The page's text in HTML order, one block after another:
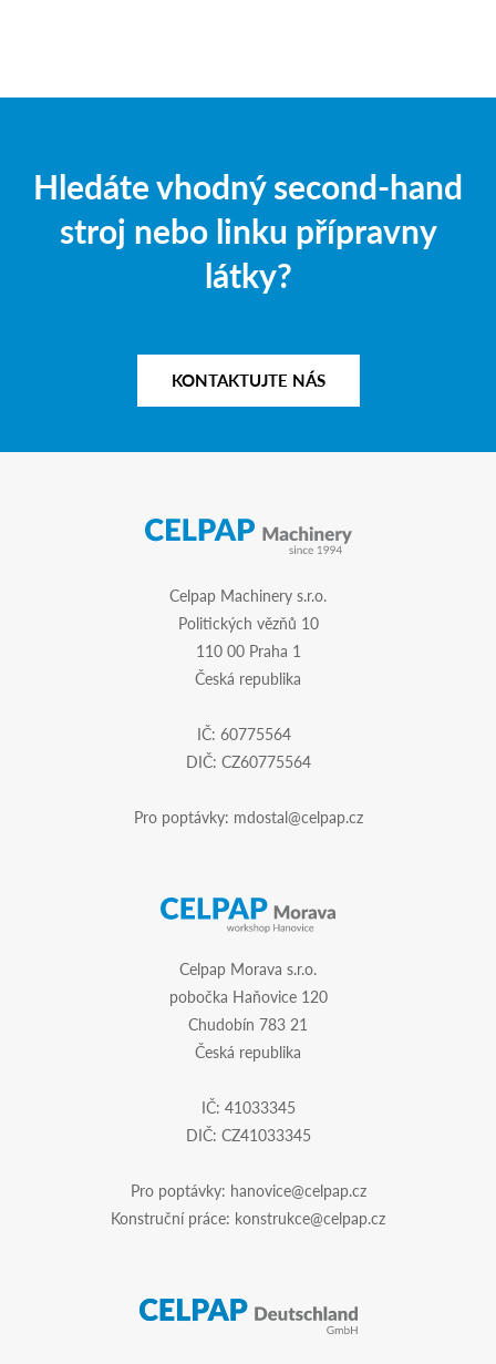
Hledáte vhodný second-hand
stroj nebo linku přípravny
látky?
KONTAKTUJTE NÁS
Celpap Machinery s.r.o.
Politických vězňů 10
110 00 Praha 1
Česká republika
IČ: 60775564
DIČ: CZ60775564
Pro poptávky: mdostal@celpap.cz
Celpap Morava s.r.o.
pobočka Haňovice 120
Chudobín 783 21
Česká republika
IČ: 41033345
DIČ: CZ41033345
Pro poptávky: hanovice@celpap.cz
Konstruční práce: konstrukce@celpap.cz